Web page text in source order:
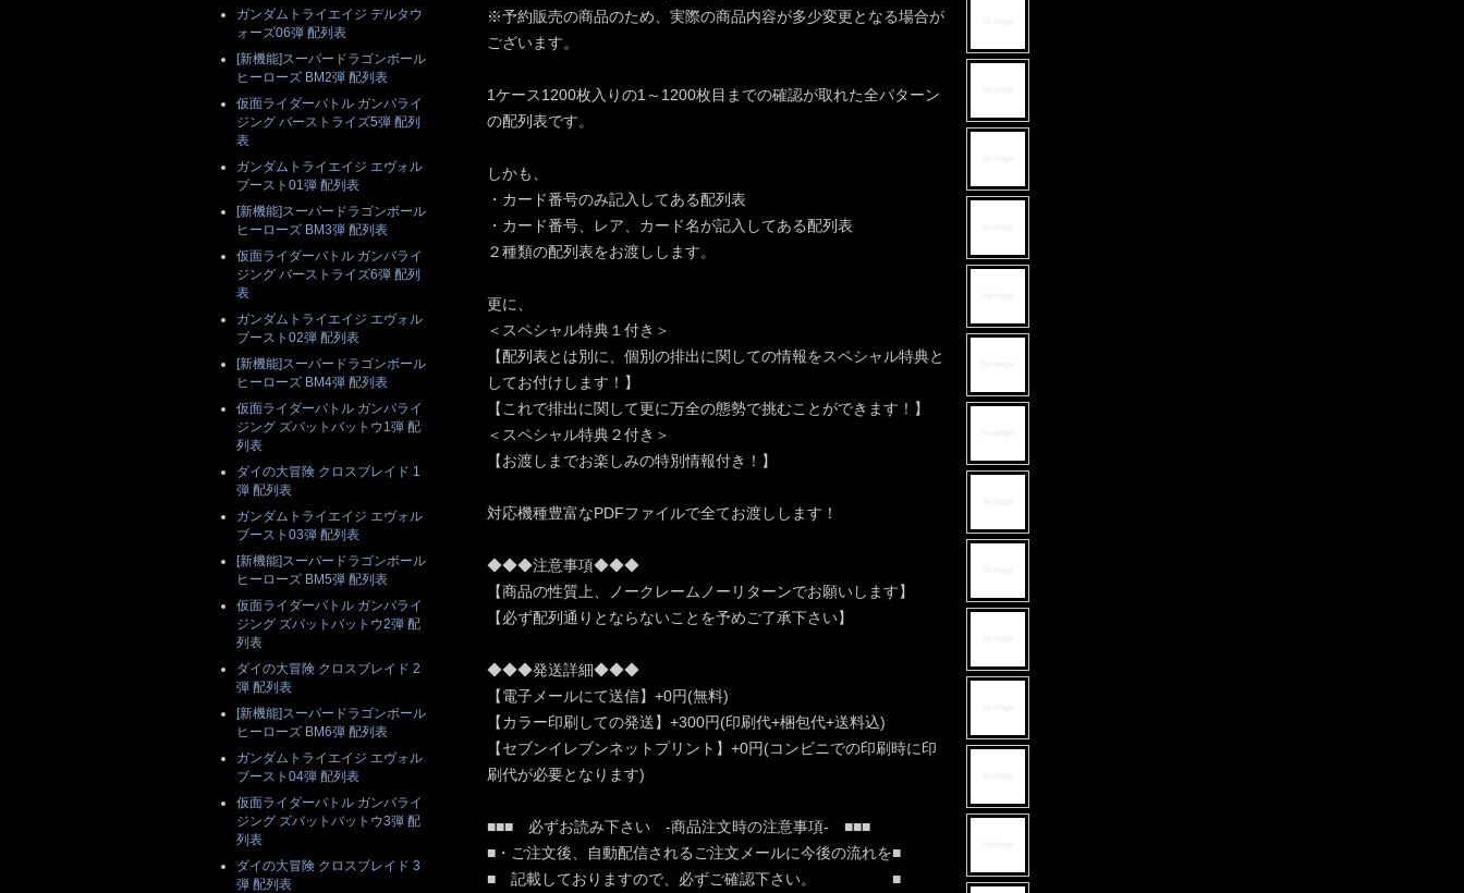
※予約販売の商品のため、実際の商品内容が多少変更となる場合が
ございます。
1ケース1200枚入りの1～1200枚目までの確認が取れた全パターン
の配列表です。
しかも、
・カード番号のみ記入してある配列表
・カード番号、レア、カード名が記入してある配列表
２種類の配列表をお渡しします。
更に、
＜スペシャル特典１付き＞
【配列表とは別に、個別の排出に関しての情報をスペシャル特典と
してお付けします！】
【これで排出に関して更に万全の態勢で挑むことができます！】
＜スペシャル特典２付き＞
【お渡しまでお楽しみの特別情報付き！】
対応機種豊富なPDFファイルで全てお渡しします！
◆◆◆注意事項◆◆◆
【商品の性質上、ノークレームノーリターンでお願いします】
【必ず配列通りとならないことを予めご了承下さい】
◆◆◆発送詳細◆◆◆
【電子メールにて送信】+0円(無料)
【カラー印刷しての発送】+300円(印刷代+梱包代+送料込)
【セブンイレブンネットプリント】+0円(コンビニでの印刷時に印
刷代が必要となります)
■■■ 必ずお読み下さい -商品注文時の注意事項- ■■■
■・ご注文後、自動配信されるご注文メールに今後の流れを■
■ 記載しておりますので、必ずご確認下さい。 ■
ガンダムトライエイジ デルタウ
ォーズ06弾 配列表
[新機能]スーパードラゴンボール
ヒーローズ BM2弾 配列表
仮面ライダーバトル ガンバライ
ジング バーストライズ5弾 配列
表
ガンダムトライエイジ エヴォル
ブースト01弾 配列表
[新機能]スーパードラゴンボール
ヒーローズ BM3弾 配列表
仮面ライダーバトル ガンバライ
ジング バーストライズ6弾 配列
表
ガンダムトライエイジ エヴォル
ブースト02弾 配列表
[新機能]スーパードラゴンボール
ヒーローズ BM4弾 配列表
仮面ライダーバトル ガンバライ
ジング ズバットバットウ1弾 配
列表
ダイの大冒険 クロスブレイド 1
弾 配列表
ガンダムトライエイジ エヴォル
ブースト03弾 配列表
[新機能]スーパードラゴンボール
ヒーローズ BM5弾 配列表
仮面ライダーバトル ガンバライ
ジング ズバットバットウ2弾 配
列表
ダイの大冒険 クロスブレイド 2
弾 配列表
[新機能]スーパードラゴンボール
ヒーローズ BM6弾 配列表
ガンダムトライエイジ エヴォル
ブースト04弾 配列表
仮面ライダーバトル ガンバライ
ジング ズバットバットウ3弾 配
列表
ダイの大冒険 クロスブレイド 3
弾 配列表